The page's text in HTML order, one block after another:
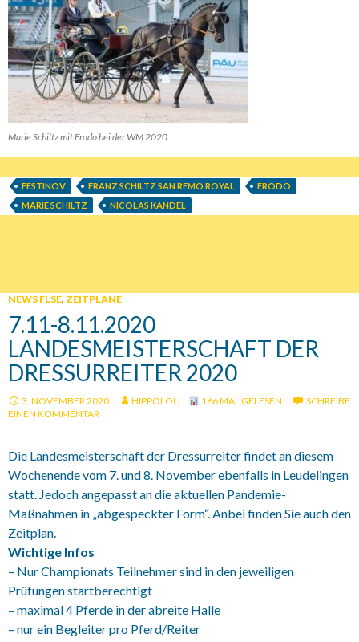
Marie Schiltz mit Frodo bei der WM 2020
FESTINOV FRANZ SCHILTZ SAN REMO ROYAL
FRODO
MARIE SCHILTZ
NICOLAS KANDEL
NEWS FLSE, ZEITPLÄNE
7.11-8.11.2020
LANDESMEISTERSCHAFT DER
DRESSURREITER 2020
3. NOVEMBER 2020 HIPPOLOU 166 MAL GELESEN
SCHREIBE
EINEN KOMMENTAR
Die Landesmeisterschaft der Dressurreiter findet an diesem
Wochenende vom 7. und 8. November ebenfalls in Leudelingen
statt. Jedoch angepasst an die aktuellen Pandemie-
Maßnahmen in „abgespeckter Form“. Anbei finden Sie auch den
Zeitplan.
Wichtige Infos
– Nur Championats Teilnehmer sind in den jeweiligen
Prüfungen startberechtigt
– maximal 4 Pferde in der abreite Halle
– nur ein Begleiter pro Pferd/Reiter